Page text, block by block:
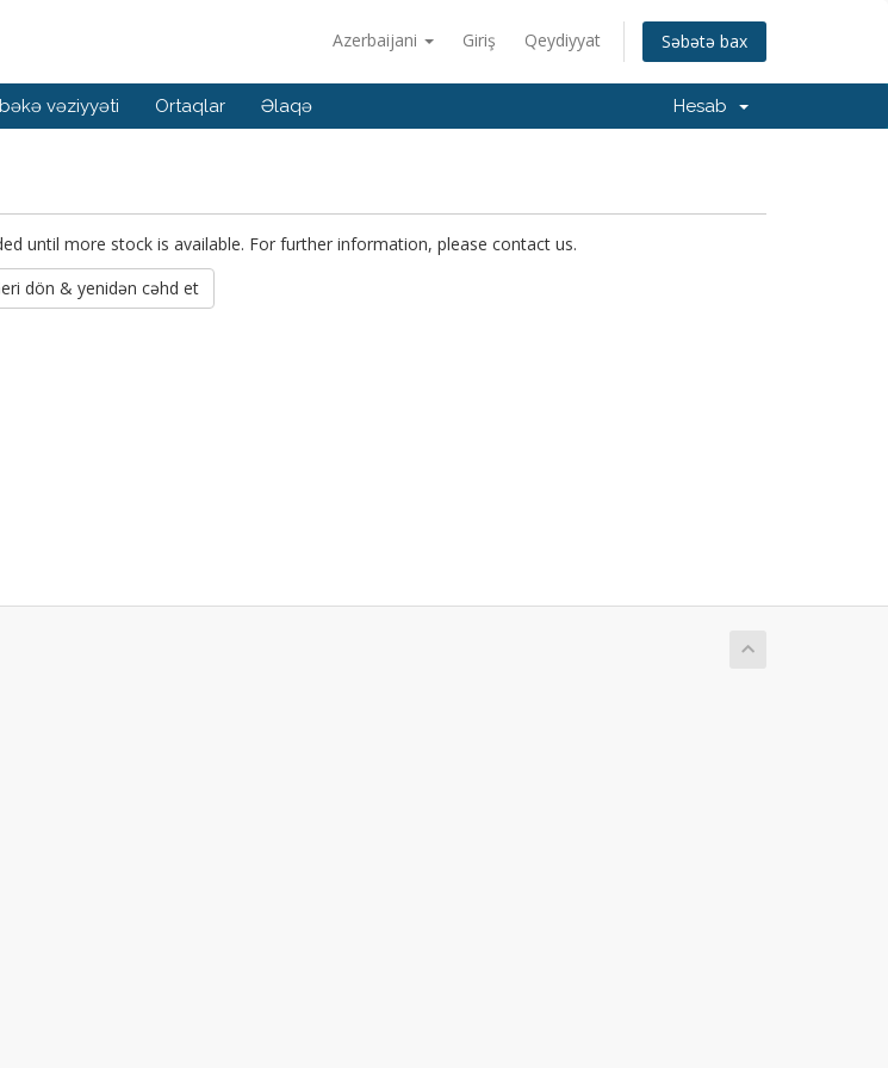
Azerbaijani Giriş Qeydiyyat Səbətə bax
vəziyyəti Ortaqlar Əlaqə Hesab
until more stock is available. For further information, please contact us.
dön & yenidən cəhd et